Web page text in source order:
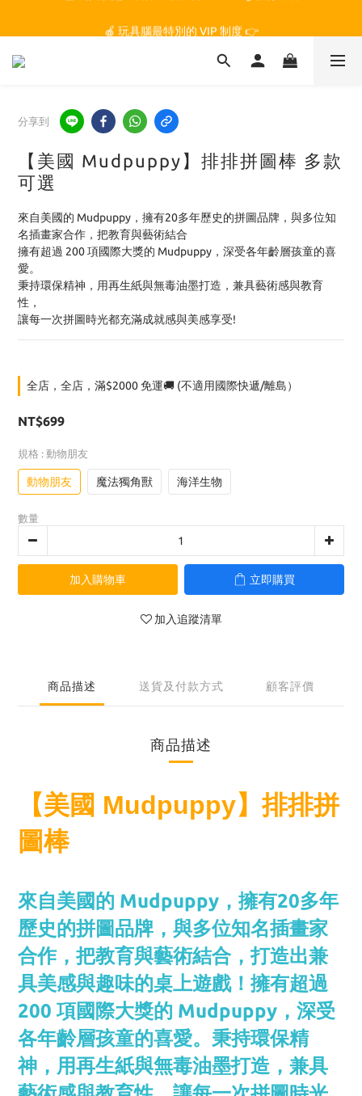
🏆 玩具腦是全台第一個獲得 STEM.org 教育平台
分享到
【美國 Mudpuppy】排排拼圖棒 多款
可選
來自美國的 Mudpuppy，擁有20多年歷史的拼圖品牌，與多位知
名插畫家合作，把教育與藝術結合
擁有超過 200 項國際大獎的 Mudpuppy，深受各年齡層孩童的喜
愛。
秉持環保精神，用再生紙與無毒油墨打造，兼具藝術感與教育
性，
讓每一次拼圖時光都充滿成就感與美感享受!
全店，全店，滿$2000 免運🚚 (不適用國際快遞/離島）
NT$699
規格 : 動物朋友
動物朋友 魔法獨角獸 海洋生物
數量
加入購物車 立即購買
加入追蹤清單
商品描述 送貨及付款方式 顧客評價
商品描述
【美國 Mudpuppy】排排拼
圖棒
來自美國的 Mudpuppy，擁有20多年
歷史的拼圖品牌，與多位知名插畫家
合作，把教育與藝術結合，打造出兼
具美感與趣味的桌上遊戲！擁有超過
200 項國際大獎的 Mudpuppy，深受
各年齡層孩童的喜愛。秉持環保精
神，用再生紙與無毒油墨打造，兼具